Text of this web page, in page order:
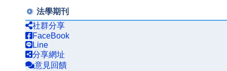
法學期刊
社群分享
FaceBook
Line
分享網址
意見回饋